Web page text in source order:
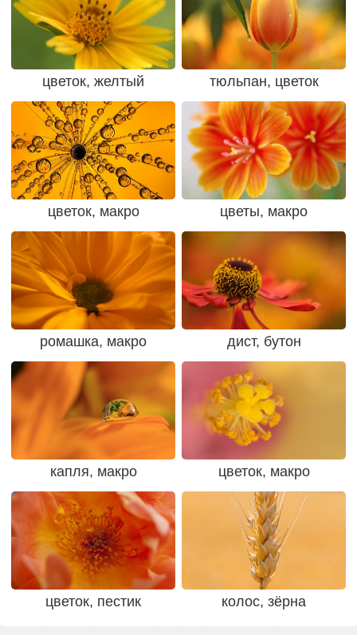
цветок, желтый тюльпан, цветок
цветок, макро цветы, макро
ромашка, макро дист, бутон
капля, макро цветок, макро
цветок, пестик колос, зёрна